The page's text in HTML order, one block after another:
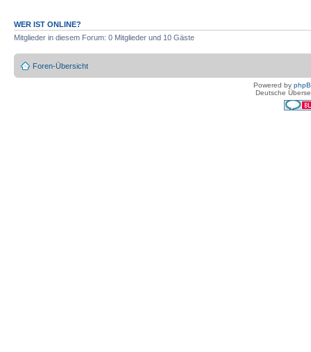
WER IST ONLINE?
Mitglieder in diesem Forum: 0 Mitglieder und 10 Gäste
Foren-Übersicht
Powered by
Deutsche